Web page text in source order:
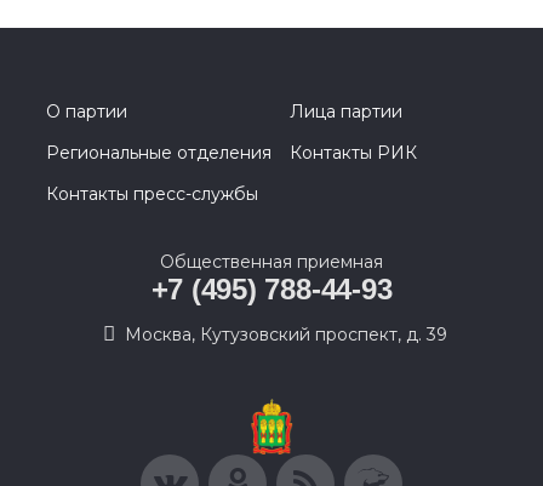
О партии
Лица партии
Региональные отделения
Контакты РИК
Контакты пресс-службы
Общественная приемная
+7 (495) 788-44-93
Москва, Кутузовский проспект, д. 39